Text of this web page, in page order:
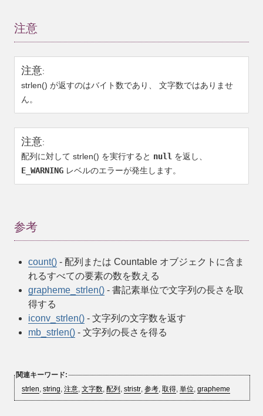
注意
注意:
strlen() が返すのはバイト数であり、 文字数ではありませ
ん。
注意:
配列に対して strlen() を実行すると null を返し、
E_WARNING レベルのエラーが発生します。
参考
count() - 配列または Countable オブジェクトに含ま
れるすべての要素の数を数える
grapheme_strlen() - 書記素単位で文字列の長さを取
得する
iconv_strlen() - 文字列の文字数を返す
mb_strlen() - 文字列の長さを得る
関連キーワード:
strlen, string, 注意, 文字数, 配列 , stristr, 参考, 取得, 単位, grapheme